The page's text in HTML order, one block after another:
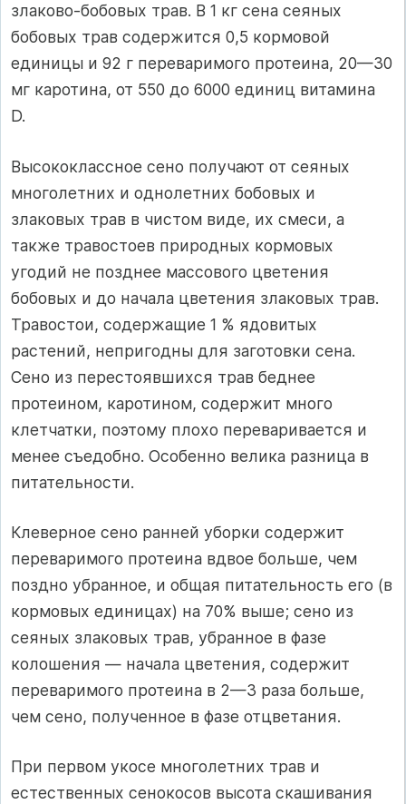
злаково-бобовых трав. В 1 кг сена сеяных
бобовых трав содержится 0,5 кормовой
единицы и 92 г переваримого протеина, 20—30
мг каротина, от 550 до 6000 единиц витамина
D.
Высококлассное сено получают от сеяных
многолетних и однолетних бобовых и
злаковых трав в чистом виде, их смеси, а
также травостоев природных кормовых
угодий не позднее массового цветения
бобовых и до начала цветения злаковых трав.
Травостои, содержащие 1 % ядовитых
растений, непригодны для заготовки сена.
Сено из перестоявшихся трав беднее
протеином, каротином, содержит много
клетчатки, поэтому плохо переваривается и
менее съедобно. Особенно велика разница в
питательности.
Клеверное сено ранней уборки содержит
переваримого протеина вдвое больше, чем
поздно убранное, и общая питательность его (в
кормовых единицах) на 70% выше; сено из
сеяных злаковых трав, убранное в фазе
колошения — начала цветения, содержит
переваримого протеина в 2—3 раза больше,
чем сено, полученное в фазе отцветания.
При первом укосе многолетних трав и
естественных сенокосов высота скашивания